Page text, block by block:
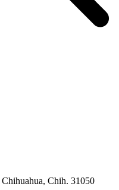
Chihuahua, Chih. 31050